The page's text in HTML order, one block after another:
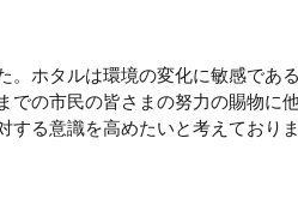
ホタルは環境の変化に敏感であ
での市民の皆さまの努力の賜物に
る意識を高めたいと考えておりま